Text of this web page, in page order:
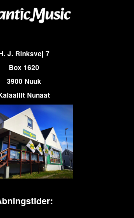
J. Rinksvej 7
Box 1620
3900 Nuuk
Nunaat